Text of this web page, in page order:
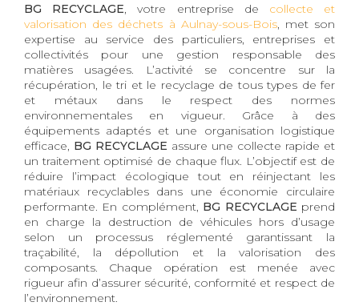
BG RECYCLAGE, votre entreprise de collecte et
valorisation des déchets à Aulnay-sous-Bois, met son
expertise au service des particuliers, entreprises et
collectivités pour une gestion responsable des
matières usagées. L’activité se concentre sur la
récupération, le tri et le recyclage de tous types de fer
et métaux dans le respect des normes
environnementales en vigueur. Grâce à des
équipements adaptés et une organisation logistique
efficace, BG RECYCLAGE assure une collecte rapide et
un traitement optimisé de chaque flux. L’objectif est de
réduire l’impact écologique tout en réinjectant les
matériaux recyclables dans une économie circulaire
performante. En complément, BG RECYCLAGE prend
en charge la destruction de véhicules hors d’usage
selon un processus réglementé garantissant la
traçabilité, la dépollution et la valorisation des
composants. Chaque opération est menée avec
rigueur afin d’assurer sécurité, conformité et respect de
l’environnement.